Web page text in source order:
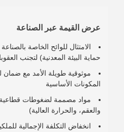
عرض القيمة عبر الصناعة
حماية البيئة المعدنية) لتجنب
موثوقية طويلة الأمد مع
المكونات الأساسية
مواد مصممة لضغوطات قطاعية
والعقم، والحرارة العالية)
انخفاض التكلفة الإجمالية